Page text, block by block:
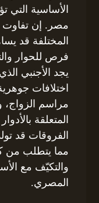
الأساسية التي
مصر. إن تفاوت
المختلفة قد
فرص للحوار
يجد الأجنبي
اختلافات
مراسم الزواج،
المتعلقة
الفروقات قد
مما يتطلب من كل
والتكيّف مع
المصري.